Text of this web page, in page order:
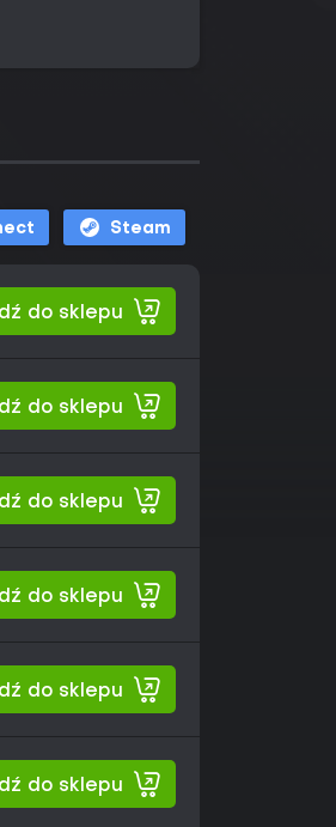
Steam
do sklepu
do sklepu
do sklepu
do sklepu
do sklepu
do sklepu